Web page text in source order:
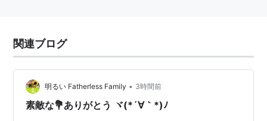
関連ブログ
明るい Fatherless Family • 3時間前
素敵な💐ありがとう ヾ(*´∀｀*)ﾉ